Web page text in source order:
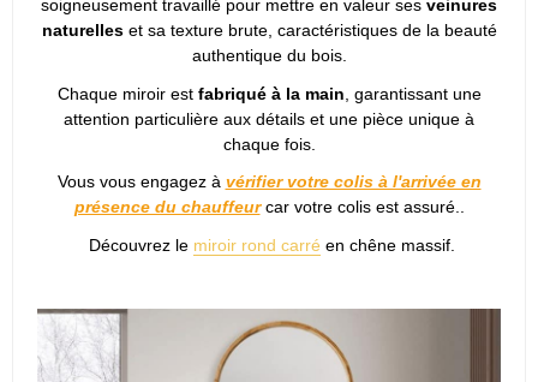
soigneusement travaillé pour mettre en valeur ses veinures
naturelleset sa texture brute, caractéristiques de la beauté
authentique du bois.
Chaque miroir est fabriqué à la main , garantissant une
attention particulière aux détails et une pièce unique à
chaque fois.
Vous vous engagez à vérifier votre colis à l'arrivée en
présence du chauffeurcar votre colis est assuré..
Découvrez le miroir rond carré en chêne massif.